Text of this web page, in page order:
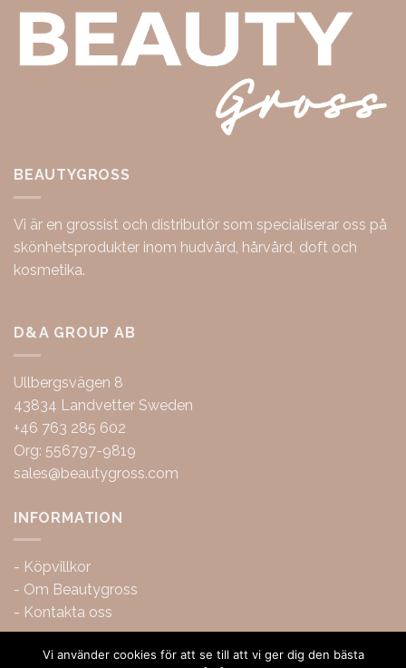
BEAUTYGROSS
Vi är en grossist och distributör som specialiserar oss på
skönhetsprodukter inom hudvård, hårvård, doft och
kosmetika.
D&A GROUP AB
Ullbergsvägen 8
43834 Landvetter Sweden
+46 763 285 602
Org: 556797-9819
sales@beautygross.com
INFORMATION
- Köpvillkor
- Om Beautygross
- Kontakta oss
Vi använder cookies för att se till att vi ger dig den bästa